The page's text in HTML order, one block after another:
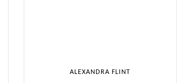
ALEXANDRA FLINT